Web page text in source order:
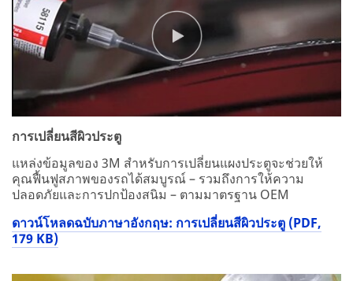
การเปลี่ยนสีผิวประตู
แหล่งข้อมูลของ 3M สำหรับการเปลี่ยนแผงประตูจะช่วยให้
คุณฟื้นฟูสภาพของรถได้สมบูรณ์ – รวมถึงการให้ความ
ปลอดภัยและการปกป้องสนิม – ตามมาตรฐาน OEM
ดาวน์โหลดฉบับภาษาอังกฤษ: การเปลี่ยนสีผิวประตู (PDF,
179 KB)